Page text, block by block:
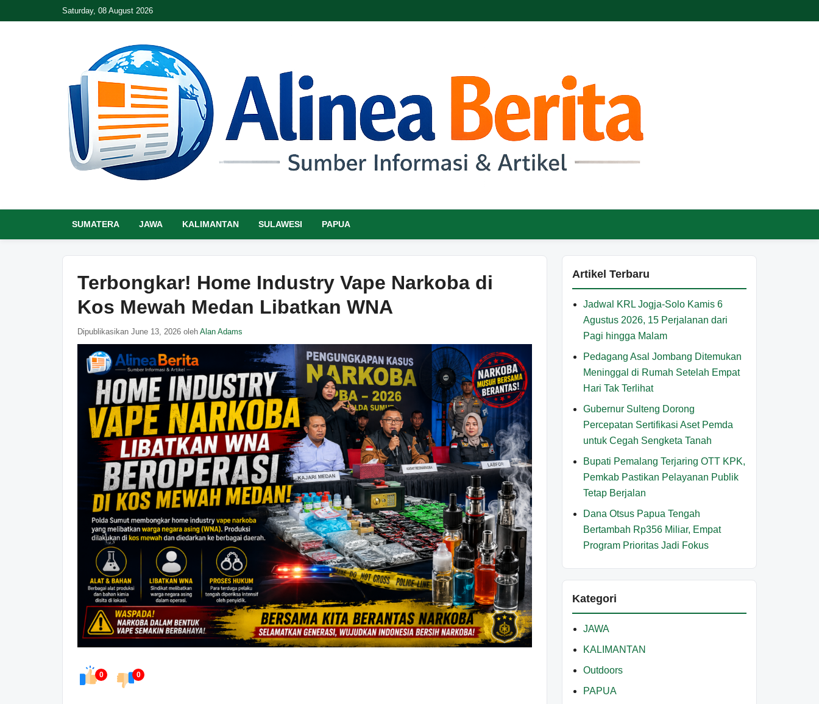
Saturday, 08 August 2026
SUMATERA JAWA KALIMANTAN SULAWESI PAPUA
Terbongkar! Home Industry Vape Narkoba di
Kos Mewah Medan Libatkan WNA
Dipublikasikan June 13, 2026 oleh Alan Adams
0 0
Artikel Terbaru
Jadwal KRL Jogja-Solo Kamis 6
Agustus 2026, 15 Perjalanan dari
Pagi hingga Malam
Pedagang Asal Jombang Ditemukan
Meninggal di Rumah Setelah Empat
Hari Tak Terlihat
Gubernur Sulteng Dorong
Percepatan Sertifikasi Aset Pemda
untuk Cegah Sengketa Tanah
Bupati Pemalang Terjaring OTT KPK,
Pemkab Pastikan Pelayanan Publik
Tetap Berjalan
Dana Otsus Papua Tengah
Bertambah Rp356 Miliar, Empat
Program Prioritas Jadi Fokus
Kategori
JAWA
KALIMANTAN
Outdoors
PAPUA